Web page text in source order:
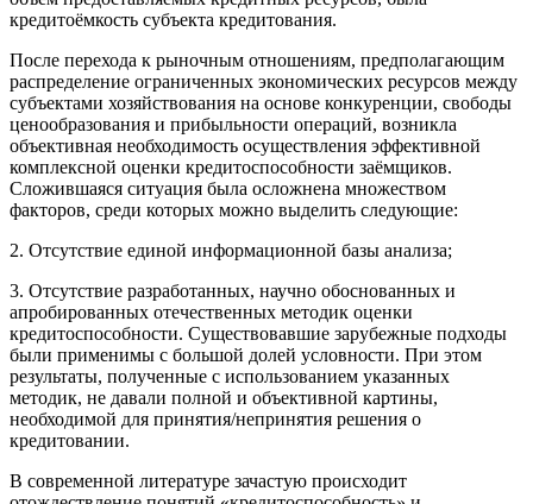
кредитоёмкость субъекта кредитования.
После перехода к рыночным отношениям, предполагающим
распределение ограниченных экономических ресурсов между
субъектами хозяйствования на основе конкуренции, свободы
ценообразования и прибыльности операций, возникла
объективная необходимость осуществления эффективной
комплексной оценки кредитоспособности заёмщиков.
Сложившаяся ситуация была осложнена множеством
факторов, среди которых можно выделить следующие:
2. Отсутствие единой информационной базы анализа;
3. Отсутствие разработанных, научно обоснованных и
апробированных отечественных методик оценки
кредитоспособности. Существовавшие зарубежные подходы
были применимы с большой долей условности. При этом
результаты, полученные с использованием указанных
методик, не давали полной и объективной картины,
необходимой для принятия/непринятия решения о
кредитовании.
В современной литературе зачастую происходит